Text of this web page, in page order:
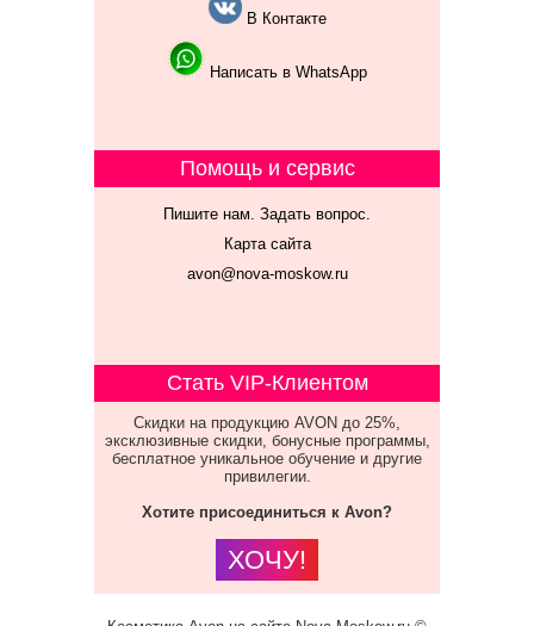
В Контакте
Написать в WhatsApp
Помощь и сервис
Пишите нам. Задать вопрос.
Карта сайта
avon@nova-moskow.ru
Стать VIP-Клиентом
Скидки на продукцию AVON до 25%,
эксклюзивные скидки, бонусные программы,
бесплатное уникальное обучение и другие
привилегии.
Хотите присоединиться к Avon?
ХОЧУ!